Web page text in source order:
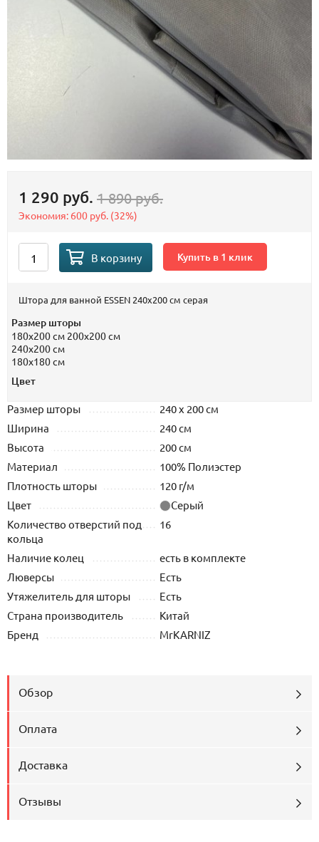
Размер шторы
180х200 см 200х200 см
240х200 см
180х180 см
Цвет
1 290 руб. 1 890 руб.
Экономия: 600 руб. (32%)
В корзину Купить в 1 клик
Штора для ванной ESSEN 240х200 см серая
Размер шторы
240 х 200 см
Ширина
240 см
Высота
200 см
Материал
100% Полиэстер
Плотность шторы
120 г/м
Цвет
Серый
Количество отверстий под
кольца
16
Наличие колец
есть в комплекте
Люверсы
Есть
Утяжелитель для шторы
Есть
Страна производитель
Китай
Бренд
MrKARNIZ
Обзор
Оплата
Доставка
Отзывы